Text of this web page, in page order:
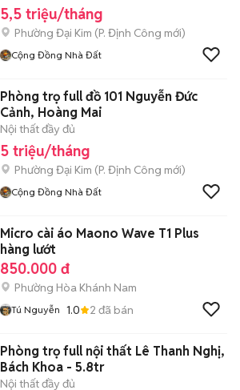
5,5 triệu/tháng
Phường Đại Kim (P. Định Công mới)
Cộng Đồng Nhà Đất
Phòng trọ full đồ 101 Nguyễn Đức
Cảnh, Hoàng Mai
Nội thất đầy đủ
5 triệu/tháng
Phường Đại Kim (P. Định Công mới)
Cộng Đồng Nhà Đất
Micro cài áo Maono Wave T1 Plus
hàng lướt
850.000 đ
Phường Hòa Khánh Nam
Tú Nguyễn 1.0 2 đã bán
Phòng trọ full nội thất Lê Thanh Nghị,
Bách Khoa - 5.8tr
Nội thất đầy đủ